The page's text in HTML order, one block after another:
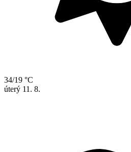
34/19 °C
úterý 11. 8.